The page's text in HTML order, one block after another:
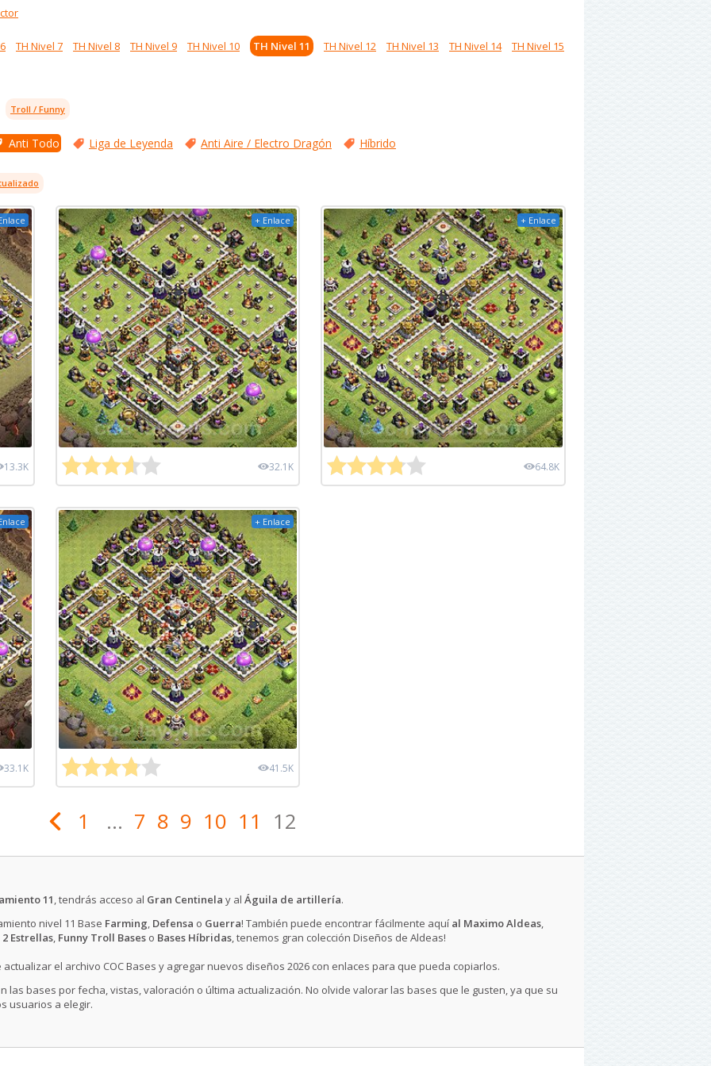
TH Nivel 7 TH Nivel 8 TH Nivel 9 TH Nivel 10 TH Nivel 11 TH Nivel 12 TH Nivel 13 TH Nivel 14 TH Nivel 15
Troll / Funny
Anti Todo Liga de Leyenda Anti Aire / Electro Dragón Híbrido
13.3K
+ Enlace
32.1K
+ Enlace
64.8K
33.1K
+ Enlace
41.5K
1 ... 7 8 9 10 11 12
11, tendrás acceso al Gran Centinela y al Águila de artillería.
nivel 11 Base Farming, Defensa o Guerra! También puede encontrar fácilmente aquí al Maximo Aldeas,
Estrellas, Funny Troll Baseso Bases Híbridas, tenemos gran colección Diseños de Aldeas!
el archivo COC Bases y agregar nuevos diseños 2026 con enlaces para que pueda copiarlos.
las bases por fecha, vistas, valoración o última actualización. No olvide valorar las bases que le gusten, ya que su
usuarios a elegir.